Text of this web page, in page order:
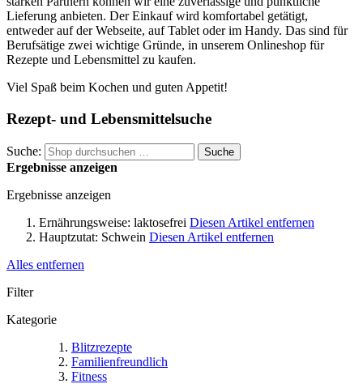
Lieferung anbieten. Der Einkauf wird komfortabel getätigt,
entweder auf der Webseite, auf Tablet oder im Handy. Das sind für
Berufsätige zwei wichtige Gründe, in unserem Onlineshop für
Rezepte und Lebensmittel zu kaufen.
Viel Spaß beim Kochen und guten Appetit!
Rezept- und Lebensmittelsuche
Suche: Suche
Ergebnisse anzeigen
Ergebnisse anzeigen
Ernährungsweise: laktosefrei Diesen Artikel entfernen
Hauptzutat: Schwein Diesen Artikel entfernen
Alles entfernen
Filter
Kategorie
Blitzrezepte
Familienfreundlich
Fitness